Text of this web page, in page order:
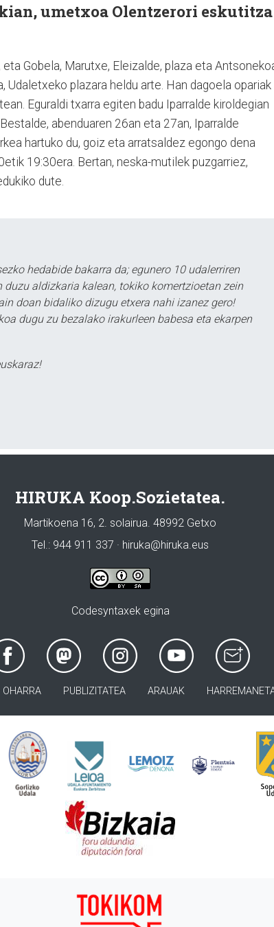
umetxoa Olentzerori eskutitza
Gobela, Marutxe, Eleizalde, plaza eta
Udaletxeko plazara heldu arte. Han dagoela opariak
Eguraldi txarra egiten badu Iparralde kiroldegian
abenduaren 26an eta 27an, Iparralde
hartuko du, goiz eta arratsaldez egongo dena
19:30era. Bertan, neska-mutilek puzgarriez,
dute.
hedabide bakarra da; egunero 10 udalerriren
duzu aldizkaria kalean, tokiko komertzioetan zein
doan bidaliko dizugu etxera nahi izanez gero!
dugu zu bezalako irakurleen babesa eta ekarpen
HIRUKA Koop.Sozietatea.
Martikoena 16, 2. solairua. 48992 Getxo
Tel.: 944 911 337 · hiruka@hiruka.eus
Codesyntaxek egina
OHARRA PUBLIZITATEA ARAUAK